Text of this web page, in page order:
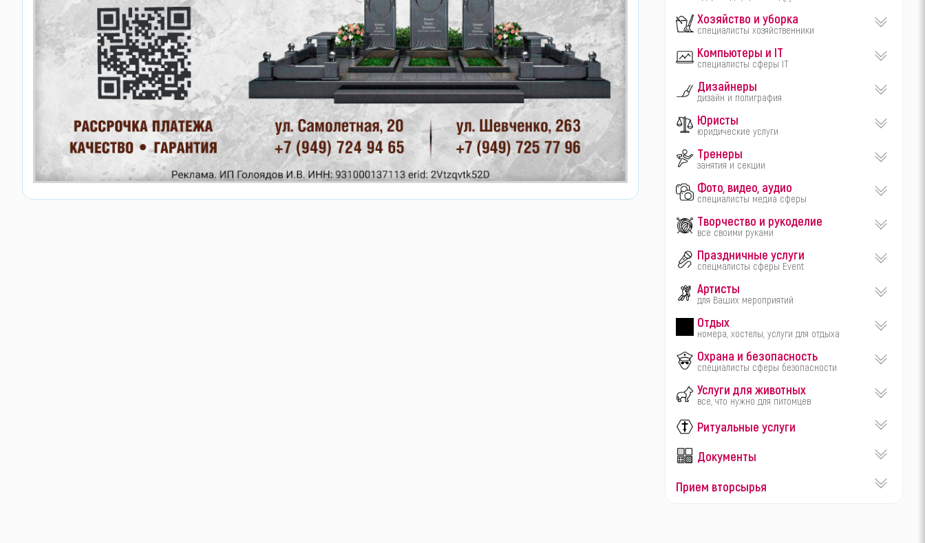
Хозяйство и уборка
специалисты хозяйственники
Компьютеры и IT
специалисты сферы IT
Дизайнеры
дизайн и полиграфия
Юристы
юридические услуги
Тренеры
занятия и секции
Фото, видео, аудио
специалисты медиа сферы
Творчество и рукоделие
все своими руками
Праздничные услуги
спецмалисты сферы Event
Артисты
для Ваших мероприятий
Отдых
номера, хостелы, услуги для отдыха
Охрана и безопасность
специалисты сферы безопасности
Услуги для животных
все, что нужно для питомцев
Ритуальные услуги
Документы
Прием вторсырья